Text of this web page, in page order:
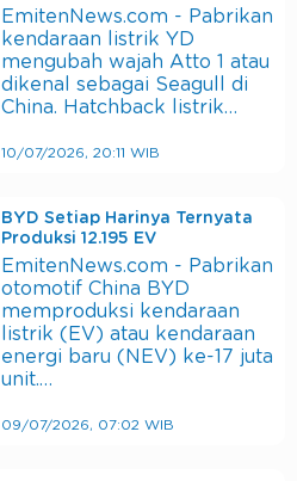
EmitenNews.com - Pabrikan
kendaraan listrik YD
mengubah wajah Atto 1 atau
dikenal sebagai Seagull di
China. Hatchback listrik…
10/07/2026, 20:11 WIB
BYD Setiap Harinya Ternyata
Produksi 12.195 EV
EmitenNews.com - Pabrikan
otomotif China BYD
memproduksi kendaraan
listrik (EV) atau kendaraan
energi baru (NEV) ke-17 juta
unit.…
09/07/2026, 07:02 WIB